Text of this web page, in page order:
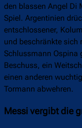
den blassen Angel Di
Spiel. Argentinien
entschlossener,
und beschränkte sich
Schlussmann Ospina
Beschuss, ein
einen anderen
Tormann abwehren.
Messi vergibt die